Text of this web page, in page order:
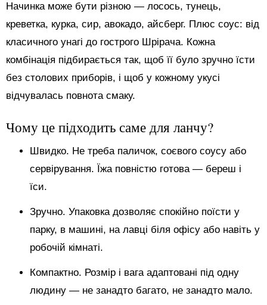
Начинка може бути різною — лосось, тунець,
креветка, курка, сир, авокадо, айсберг. Плюс соус: від
класичного унагі до гострого Шрірача. Кожна
комбінація підбирається так, щоб її було зручно їсти
без столових приборів, і щоб у кожному укусі
відчувалась повнота смаку.
Чому це підходить саме для ланчу?
Швидко. Не треба паличок, соєвого соусу або
сервірування. Їжа повністю готова — береш і
їси.
Зручно. Упаковка дозволяє спокійно поїсти у
парку, в машині, на лавці біля офісу або навіть у
робочій кімнаті.
Компактно. Розмір і вага адаптовані під одну
людину — не занадто багато, не занадто мало.